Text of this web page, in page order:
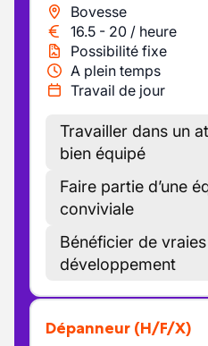
Bovesse
16.5 - 20 / heure
Possibilité fixe
A plein temps
Travail de jour
Travailler dans un
bien équipé
Faire partie d’une
conviviale
Bénéficier de
développement
Dépanneur (H/F/X)